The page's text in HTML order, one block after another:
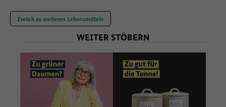
Zurück zu weiteren Lebensmitteln
WEITER STÖBERN